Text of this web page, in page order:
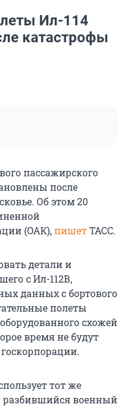
Ил-114
катастрофы
пассажирского
после
Об этом 20
(ОАК),пишетТАСС.
детали и
с Ил-112В,
данных с бортового
полеты
схожей
время не будут
тот же
разбившийся военный